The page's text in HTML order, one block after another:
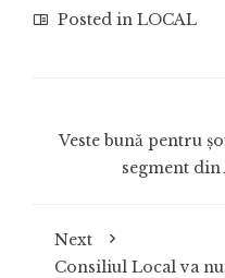
Posted in LOCAL
Veste bună pentru
segment
Next
Consiliul Local va